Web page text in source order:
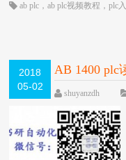
ab plc ，ab plc视频教程 ，plc
2018
05-02
AB 1400 plc
物操作视频
HOT
shuyanzdh